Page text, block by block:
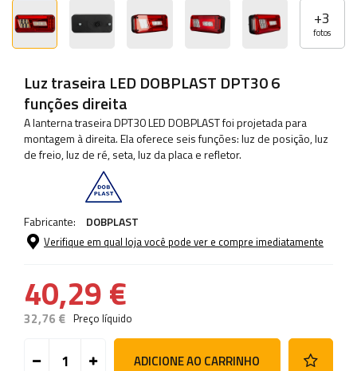
+3
fotos
Luz traseira LED DOBPLAST DPT30 6
funções direita
A lanterna traseira DPT30 LED DOBPLAST foi projetada para
montagem à direita. Ela oferece seis funções: luz de posição, luz
de freio, luz de ré, seta, luz da placa e refletor.
Fabricante: DOBPLAST
Verifique em qual loja você pode ver e compre imediatamente
40,29 €
32,76 € Preço líquido
ADICIONE AO CARRINHO